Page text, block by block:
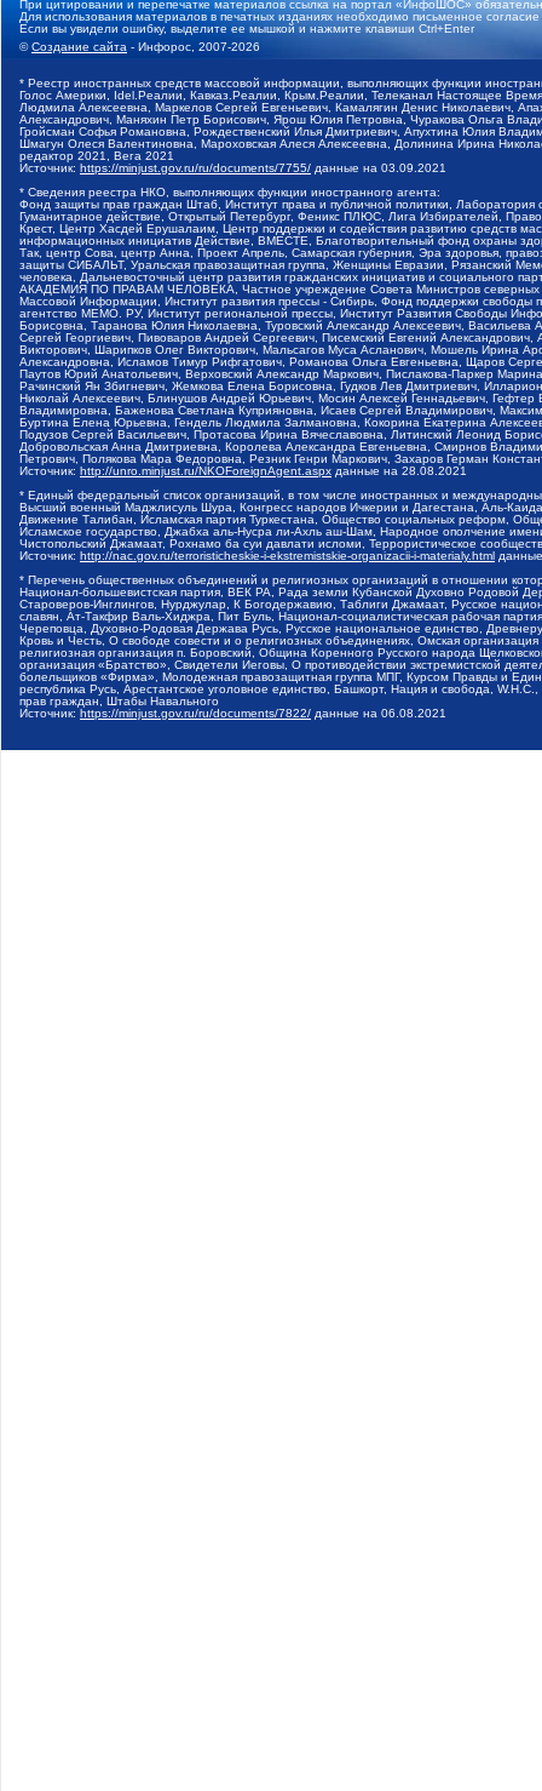
При цитировании и перепечатке материалов ссылка на портал «ИнфоШОС»
Для использования материалов в печатных изданиях необходимо письменное
Если вы увидели ошибку, выделите ее мышкой и нажмите клавиши Ctrl+Enter
©Создание сайта - Инфорос, 2007-2026
* Реестр иностранных средств массовой информации, выполняющих функции
Голос Америки, Idel.Реалии, Кавказ.Реалии, Крым.Реалии, Телеканал Настоящее
Людмила Алексеевна, Маркелов Сергей Евгеньевич, Камалягин Денис Николаевич,
Александрович, Маняхин Петр Борисович, Ярош Юлия Петровна, Чуракова Ольга
Гройсман Софья Романовна, Рождественский Илья Дмитриевич, Апухтина Юлия
Шмагун Олеся Валентиновна, Мароховская Алеся Алексеевна, Долинина Ирина
редактор 2021, Вега 2021
Источник: https://minjust.gov.ru/ru/documents/7755/ данные на 03.09.2021
* Сведения реестра НКО, выполняющих функции иностранного агента:
Фонд защиты прав граждан Штаб, Институт права и публичной политики,
Гуманитарное действие, Открытый Петербург, Феникс ПЛЮС, Лига Избирателей,
Крест, Центр Хасдей Ерушалаим, Центр поддержки и содействия развитию средств
информационных инициатив Действие, ВМЕСТЕ, Благотворительный фонд охраны
Так, центр Сова, центр Анна, Проект Апрель, Самарская губерния, Эра здоровья,
защиты СИБАЛЬТ, Уральская правозащитная группа, Женщины Евразии, Рязанский
человека, Дальневосточный центр развития гражданских инициатив и социального
АКАДЕМИЯ ПО ПРАВАМ ЧЕЛОВЕКА, Частное учреждение Совета Министров северных
Массовой Информации, Институт развития прессы - Сибирь, Фонд поддержки
агентство МЕМО. РУ, Институт региональной прессы, Институт Развития Свободы
Борисовна, Таранова Юлия Николаевна, Туровский Александр Алексеевич,
Сергей Георгиевич, Пивоваров Андрей Сергеевич, Писемский Евгений
Викторович, Шарипков Олег Викторович, Мальсагов Муса Асланович, Мошель Ирина
Александровна, Исламов Тимур Рифгатович, Романова Ольга Евгеньевна, Щаров
Паутов Юрий Анатольевич, Верховский Александр Маркович, Пислакова-Паркер
Рачинский Ян Збигневич, Жемкова Елена Борисовна, Гудков Лев Дмитриевич,
Николай Алексеевич, Блинушов Андрей Юрьевич, Мосин Алексей Геннадьевич,
Владимировна, Баженова Светлана Куприяновна, Исаев Сергей Владимирович,
Буртина Елена Юрьевна, Гендель Людмила Залмановна, Кокорина Екатерина
Подузов Сергей Васильевич, Протасова Ирина Вячеславовна, Литинский Леонид
Добровольская Анна Дмитриевна, Королева Александра Евгеньевна, Смирнов
Петрович, Полякова Мара Федоровна, Резник Генри Маркович, Захаров Герман
Источник: http://unro.minjust.ru/NKOForeignAgent.aspx данные на 28.08.2021
* Единый федеральный список организаций, в том числе иностранных и
Высший военный Маджлисуль Шура, Конгресс народов Ичкерии и Дагестана, Аль-
Движение Талибан, Исламская партия Туркестана, Общество социальных реформ,
Исламское государство, Джабха аль-Нусра ли-Ахль аш-Шам, Народное ополчение
Чистопольский Джамаат, Рохнамо ба суи давлати исломи, Террористическое
Источник: http://nac.gov.ru/terroristicheskie-i-ekstremistskie-organizacii-i-materialy.html
* Перечень общественных объединений и религиозных организаций в отношении
Национал-большевистская партия, ВЕК РА, Рада земли Кубанской Духовно Родовой
Староверов-Инглингов, Нурджулар, К Богодержавию, Таблиги Джамаат, Русское
славян, Ат-Такфир Валь-Хиджра, Пит Буль, Национал-социалистическая рабочая
Череповца, Духовно-Родовая Держава Русь, Русское национальное единство,
Кровь и Честь, О свободе совести и о религиозных объединениях, Омская
религиозная организация п. Боровский, Община Коренного Русского народа
организация «Братство», Свидетели Иеговы, О противодействии экстремистской
болельщиков «Фирма», Молодежная правозащитная группа МПГ, Курсом Правды и
республика Русь, Арестантское уголовное единство, Башкорт, Нация и свобода,
прав граждан, Штабы Навального
Источник: https://minjust.gov.ru/ru/documents/7822/ данные на 06.08.2021